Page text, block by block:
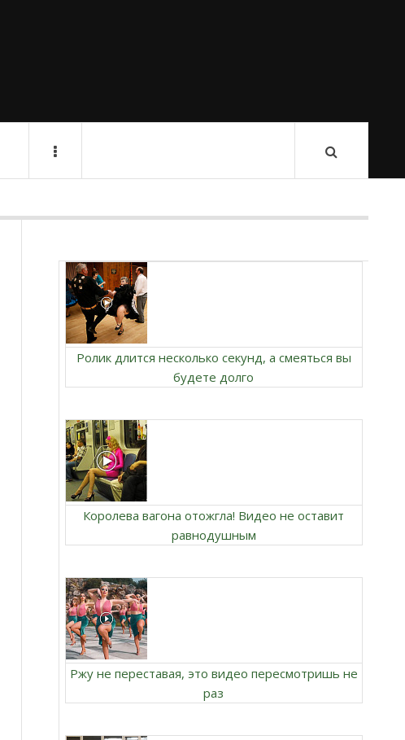
Ролик длится несколько секунд, а смеяться вы
будете долго
Королева вагона отожгла! Видео не оставит
равнодушным
Ржу не переставая, это видео пересмотришь не
раз